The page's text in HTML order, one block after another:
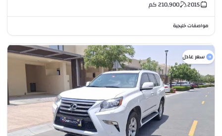
2015
210,900كم
مواصفات خليجية
سعر عادل